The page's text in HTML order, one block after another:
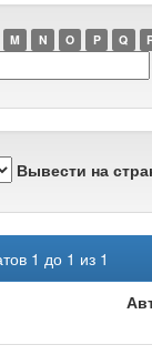
M N O P Q
Вывести на
1 до 1 из 1